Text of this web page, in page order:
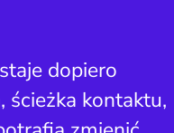
dopiero
kontaktu,